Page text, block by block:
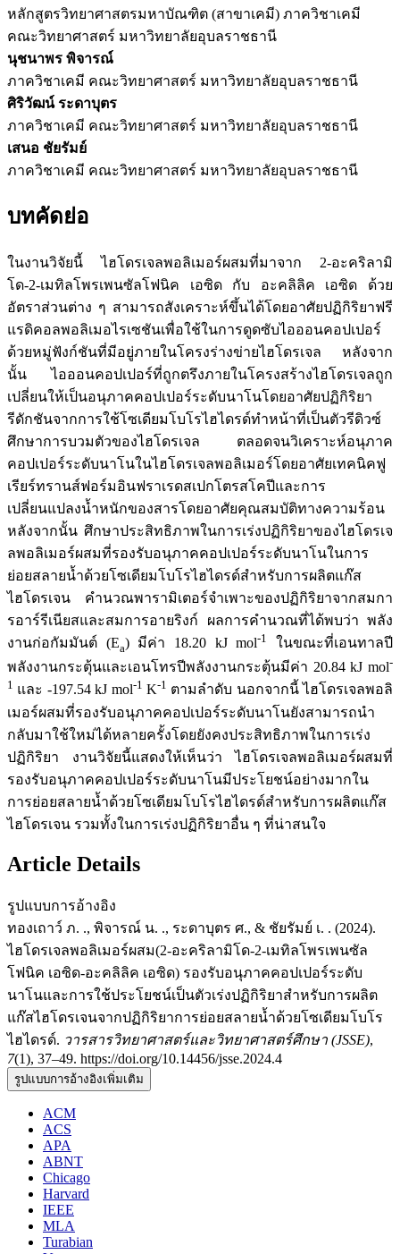
หลักสูตรวิทยาศาสตรมหาบัณฑิต (สาขาเคมี) ภาควิชาเคมี
คณะวิทยาศาสตร์ มหาวิทยาลัยอุบลราชธานี
นุชนาพร พิจารณ์
ภาควิชาเคมี คณะวิทยาศาสตร์ มหาวิทยาลัยอุบลราชธานี
ศิริวัฒน์ ระดาบุตร
ภาควิชาเคมี คณะวิทยาศาสตร์ มหาวิทยาลัยอุบลราชธานี
เสนอ ชัยรัมย์
ภาควิชาเคมี คณะวิทยาศาสตร์ มหาวิทยาลัยอุบลราชธานี
บทคัดย่อ
ในงานวิจัยนี้ ไฮโดรเจลพอลิเมอร์ผสมที่มาจาก 2-อะคริลามิ
โด-2-เมทิลโพรเพนซัลโฟนิค เอซิด กับ อะคลิลิค เอซิด ด้วย
อัตราส่วนต่าง ๆ สามารถสังเคราะห์ขึ้นได้โดยอาศัยปฏิกิริยาฟรี
แรดิคอลพอลิเมอไรเซชันเพื่อใช้ในการดูดซับไอออนคอปเปอร์
ด้วยหมู่ฟังก์ชันที่มีอยู่ภายในโครงร่างข่ายไฮโดรเจล หลังจาก
นั้น ไอออนคอปเปอร์ที่ถูกตรึงภายในโครงสร้างไฮโดรเจลถูก
เปลี่ยนให้เป็นอนุภาคคอปเปอร์ระดับนาโนโดยอาศัยปฏิกิริยา
รีดักชันจากการใช้โซเดียมโบโรไฮไดรด์ทำหน้าที่เป็นตัวรีดิวซ์
ศึกษาการบวมตัวของไฮโดรเจล ตลอดจนวิเคราะห์อนุภาค
คอปเปอร์ระดับนาโนในไฮโดรเจลพอลิเมอร์โดยอาศัยเทคนิคฟู
เรียร์ทรานส์ฟอร์มอินฟราเรดสเปกโตรสโคปีและการ
เปลี่ยนแปลงน้ำหนักของสารโดยอาศัยคุณสมบัติทางความร้อน
หลังจากนั้น ศึกษาประสิทธิภาพในการเร่งปฏิกิริยาของไฮโดรเจ
ลพอลิเมอร์ผสมที่รองรับอนุภาคคอปเปอร์ระดับนาโนในการ
ย่อยสลายน้ำด้วยโซเดียมโบโรไฮไดรด์สำหรับการผลิตแก๊ส
ไฮโดรเจน คำนวณพารามิเตอร์จำเพาะของปฏิกิริยาจากสมกา
รอาร์รีเนียสและสมการอายริงก์ ผลการคำนวณที่ได้พบว่า พลัง
งานก่อกัมมันต์ (Ea) มีค่า 18.20 kJ mol-1
ในขณะที่เอนทาลปี
พลังงานกระตุ้นและเอนโทรปีพลังงานกระตุ้นมีค่า 20.84 kJ mol-
1 และ -197.54 kJ mol-1 K-1 ตามลำดับ นอกจากนี้ ไฮโดรเจลพอลิ
เมอร์ผสมที่รองรับอนุภาคคอปเปอร์ระดับนาโนยังสามารถนำ
กลับมาใช้ใหม่ได้หลายครั้งโดยยังคงประสิทธิภาพในการเร่ง
ปฏิกิริยา งานวิจัยนี้แสดงให้เห็นว่า ไฮโดรเจลพอลิเมอร์ผสมที่
รองรับอนุภาคคอปเปอร์ระดับนาโนมีประโยชน์อย่างมากใน
การย่อยสลายน้ำด้วยโซเดียมโบโรไฮไดรด์สำหรับการผลิตแก๊ส
ไฮโดรเจน รวมทั้งในการเร่งปฏิกิริยาอื่น ๆ ที่น่าสนใจ
Article Details
รูปแบบการอ้างอิง
ทองเถาว์ ภ. ., พิจารณ์ น. ., ระดาบุตร ศ., & ชัยรัมย์ เ. . (2024).
ไฮโดรเจลพอลิเมอร์ผสม(2-อะคริลามิโด-2-เมทิลโพรเพนซัล
โฟนิค เอซิด-อะคลิลิค เอซิด) รองรับอนุภาคคอปเปอร์ระดับ
นาโนและการใช้ประโยชน์เป็นตัวเร่งปฏิกิริยาสำหรับการผลิต
แก๊สไฮโดรเจนจากปฏิกิริยาการย่อยสลายน้ำด้วยโซเดียมโบโร
ไฮไดรด์. วารสารวิทยาศาสตร์และวิทยาศาสตร์ศึกษา (JSSE),
7(1), 37–49. https://doi.org/10.14456/jsse.2024.4
รูปแบบการอ้างอิงเพิ่มเติม
ACM
ACS
APA
ABNT
Chicago
Harvard
IEEE
MLA
Turabian